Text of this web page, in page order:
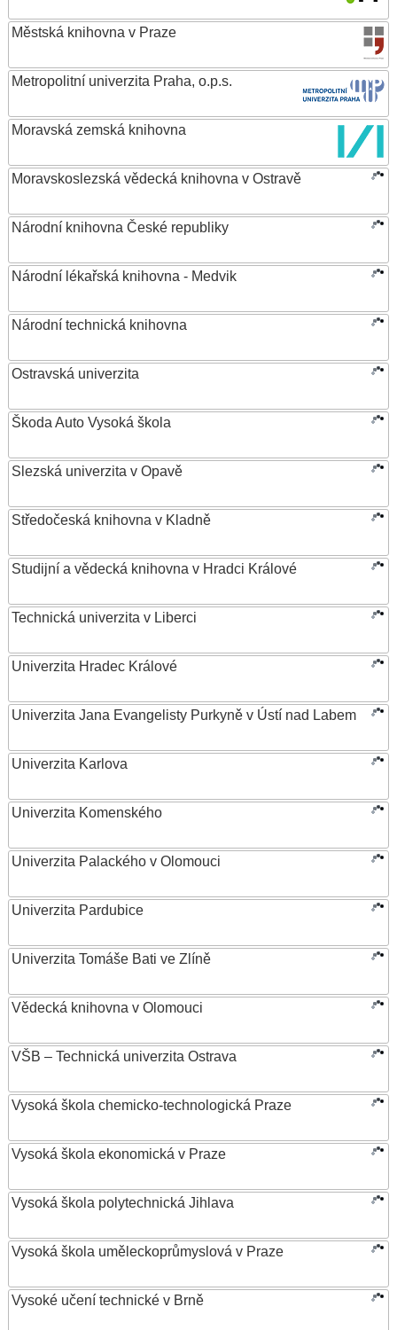
Městská knihovna v Praze
Metropolitní univerzita Praha, o.p.s.
Moravská zemská knihovna
Moravskoslezská vědecká knihovna v Ostravě
Národní knihovna České republiky
Národní lékařská knihovna - Medvik
Národní technická knihovna
Ostravská univerzita
Škoda Auto Vysoká škola
Slezská univerzita v Opavě
Středočeská knihovna v Kladně
Studijní a vědecká knihovna v Hradci Králové
Technická univerzita v Liberci
Univerzita Hradec Králové
Univerzita Jana Evangelisty Purkyně v Ústí nad Labem
Univerzita Karlova
Univerzita Komenského
Univerzita Palackého v Olomouci
Univerzita Pardubice
Univerzita Tomáše Bati ve Zlíně
Vědecká knihovna v Olomouci
VŠB – Technická univerzita Ostrava
Vysoká škola chemicko-technologická Praze
Vysoká škola ekonomická v Praze
Vysoká škola polytechnická Jihlava
Vysoká škola uměleckoprůmyslová v Praze
Vysoké učení technické v Brně